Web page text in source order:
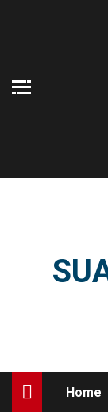
Home